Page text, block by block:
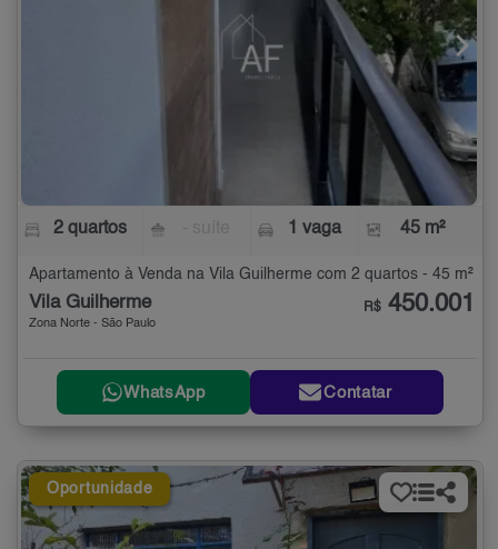
2 quartos 1 vaga 45 m²
Apartamento à Venda na Vila Guilherme com 2 quartos - 45 m²
Vila Guilherme
Zona Norte - São Paulo
R$ 450.001
WhatsApp Contatar
Oportunidade